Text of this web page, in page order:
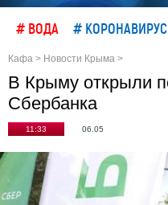
# ВОДА # КОРОНАВИРУС
Кафа > Новости Крыма >
В Крыму открыли
Сбербанка
11:33 06.05